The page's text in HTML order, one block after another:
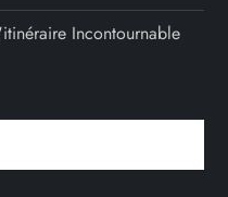
Incontournable